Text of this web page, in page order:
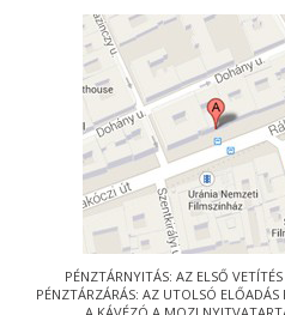
PÉNZTÁRNYITÁS: AZ ELSŐ
PÉNZTÁRZÁRÁS: AZ UTOLSÓ ELŐADÁS